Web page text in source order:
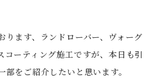
ります、ランドローバー、ヴォーグ
ーティング施工ですが、本日も引
部をご紹介したいと思います。